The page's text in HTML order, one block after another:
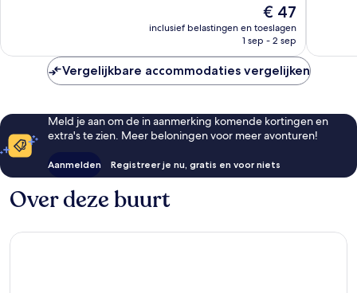
De
prijs
is
€ 47
inclusief belastingen en toeslagen
1 sep - 2 sep
Vergelijkbare accommodaties vergelijken
Meld je aan om de in aanmerking komende kortingen en
extra's te zien. Meer beloningen voor meer avonturen!
Aanmelden Registreer je nu, gratis en voor niets
Over deze buurt